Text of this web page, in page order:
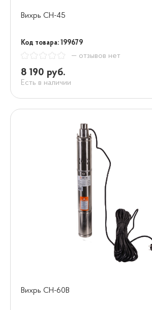
Вихрь СН-45
Код товара: 199679
— отзывов нет
8 190 руб.
Есть в наличии
Вихрь СН-60B